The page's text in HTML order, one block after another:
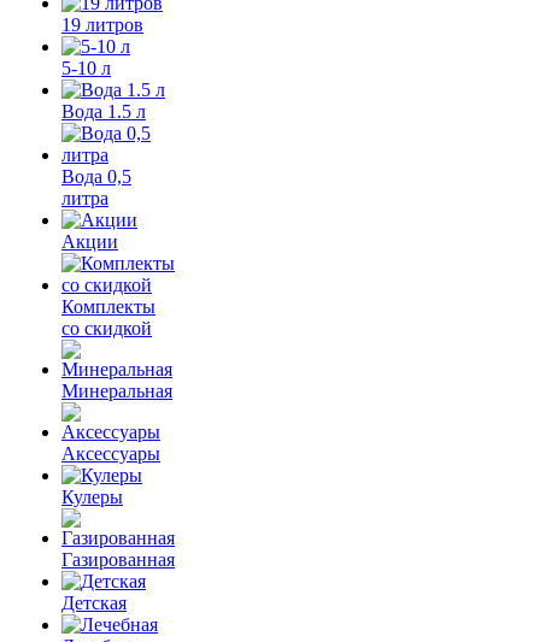
19 литров
5-10 л
Вода 1.5 л
Вода 0,5
литра
Акции
Комплекты
со скидкой
Минеральная
Аксессуары
Кулеры
Газированная
Детская